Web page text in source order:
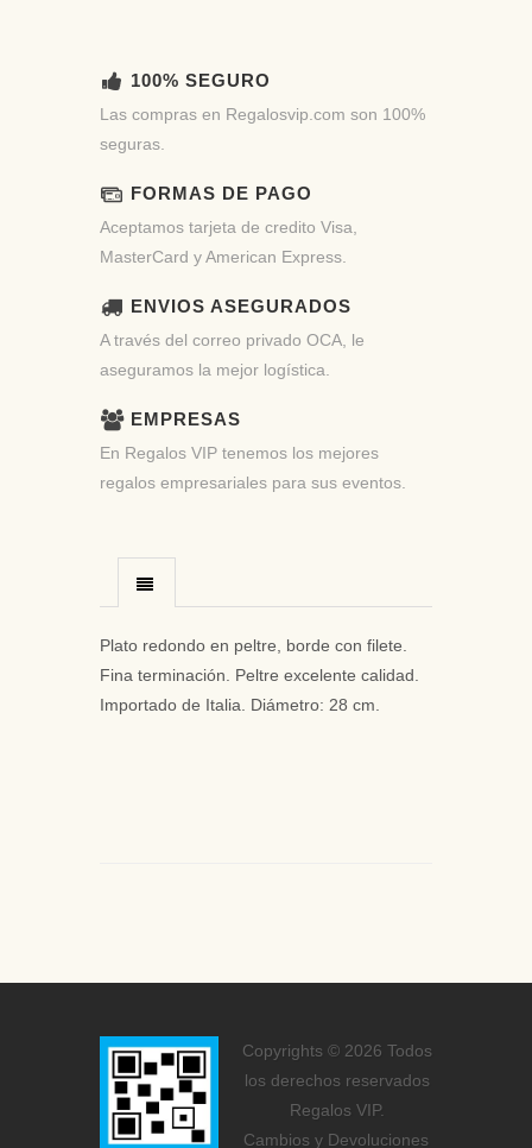
100% SEGURO
Las compras en Regalosvip.com son 100%
seguras.
FORMAS DE PAGO
Aceptamos tarjeta de credito Visa,
MasterCard y American Express.
ENVIOS ASEGURADOS
A través del correo privado OCA, le
aseguramos la mejor logística.
EMPRESAS
En Regalos VIP tenemos los mejores
regalos empresariales para sus eventos.
Plato redondo en peltre, borde con filete.
Fina terminación. Peltre excelente calidad.
Importado de Italia. Diámetro: 28 cm.
Copyrights © 2026 Todos
los derechos reservados
Regalos VIP.
Cambios y Devoluciones